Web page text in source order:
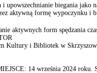
i upowszechnianie biegania jako
aktywną formę wypoczynku i
aktywnych form spędzania
Kultury i Bibliotek w
14 września 2024 roku.